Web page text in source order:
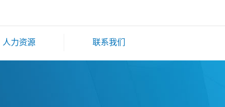
人力资源 联系我们